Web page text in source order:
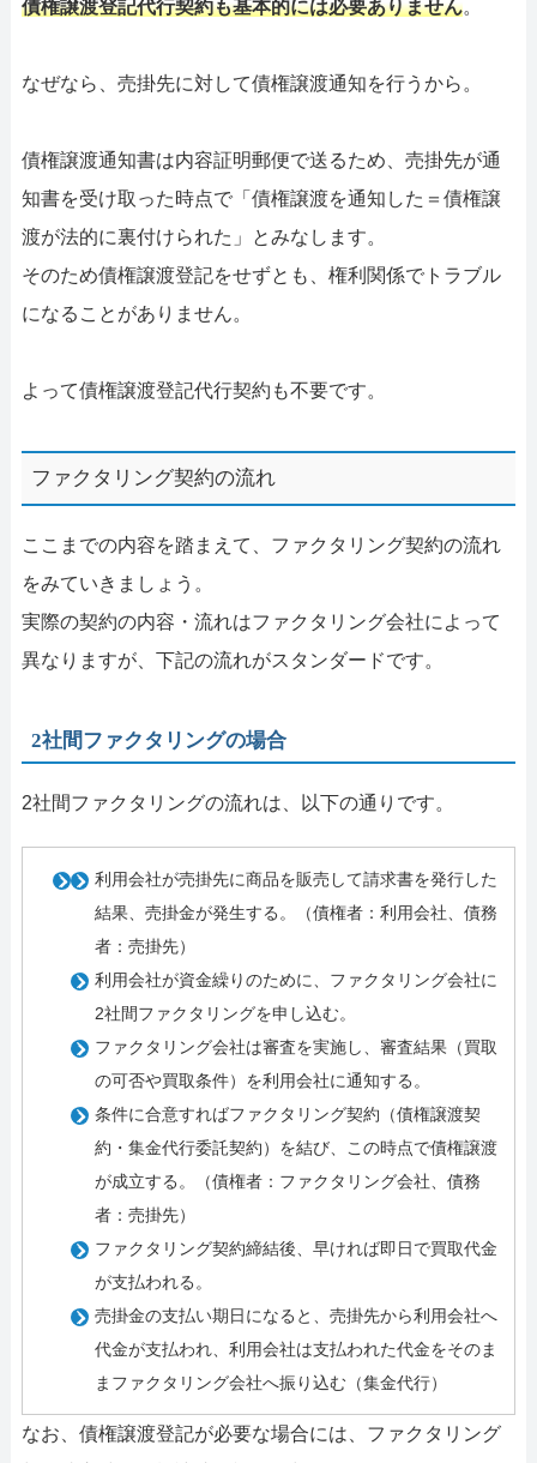
債権譲渡登記代行契約も基本的には必要ありません。
なぜなら、売掛先に対して債権譲渡通知を行うから。
債権譲渡通知書は内容証明郵便で送るため、売掛先が通
知書を受け取った時点で「債権譲渡を通知した＝債権譲
渡が法的に裏付けられた」とみなします。
そのため債権譲渡登記をせずとも、権利関係でトラブル
になることがありません。
よって債権譲渡登記代行契約も不要です。
ファクタリング契約の流れ
ここまでの内容を踏まえて、ファクタリング契約の流れ
をみていきましょう。
実際の契約の内容・流れはファクタリング会社によって
異なりますが、下記の流れがスタンダードです。
2社間ファクタリングの場合
2社間ファクタリングの流れは、以下の通りです。
利用会社が売掛先に商品を販売して請求書を発行した
結果、売掛金が発生する。（債権者：利用会社、債務
者：売掛先）
利用会社が資金繰りのために、ファクタリング会社に
2社間ファクタリングを申し込む。
ファクタリング会社は審査を実施し、審査結果（買取
の可否や買取条件）を利用会社に通知する。
条件に合意すればファクタリング契約（債権譲渡契
約・集金代行委託契約）を結び、この時点で債権譲渡
が成立する。（債権者：ファクタリング会社、債務
者：売掛先）
ファクタリング契約締結後、早ければ即日で買取代金
が支払われる。
売掛金の支払い期日になると、売掛先から利用会社へ
代金が支払われ、利用会社は支払われた代金をそのま
まファクタリング会社へ振り込む（集金代行）
なお、債権譲渡登記が必要な場合には、ファクタリング